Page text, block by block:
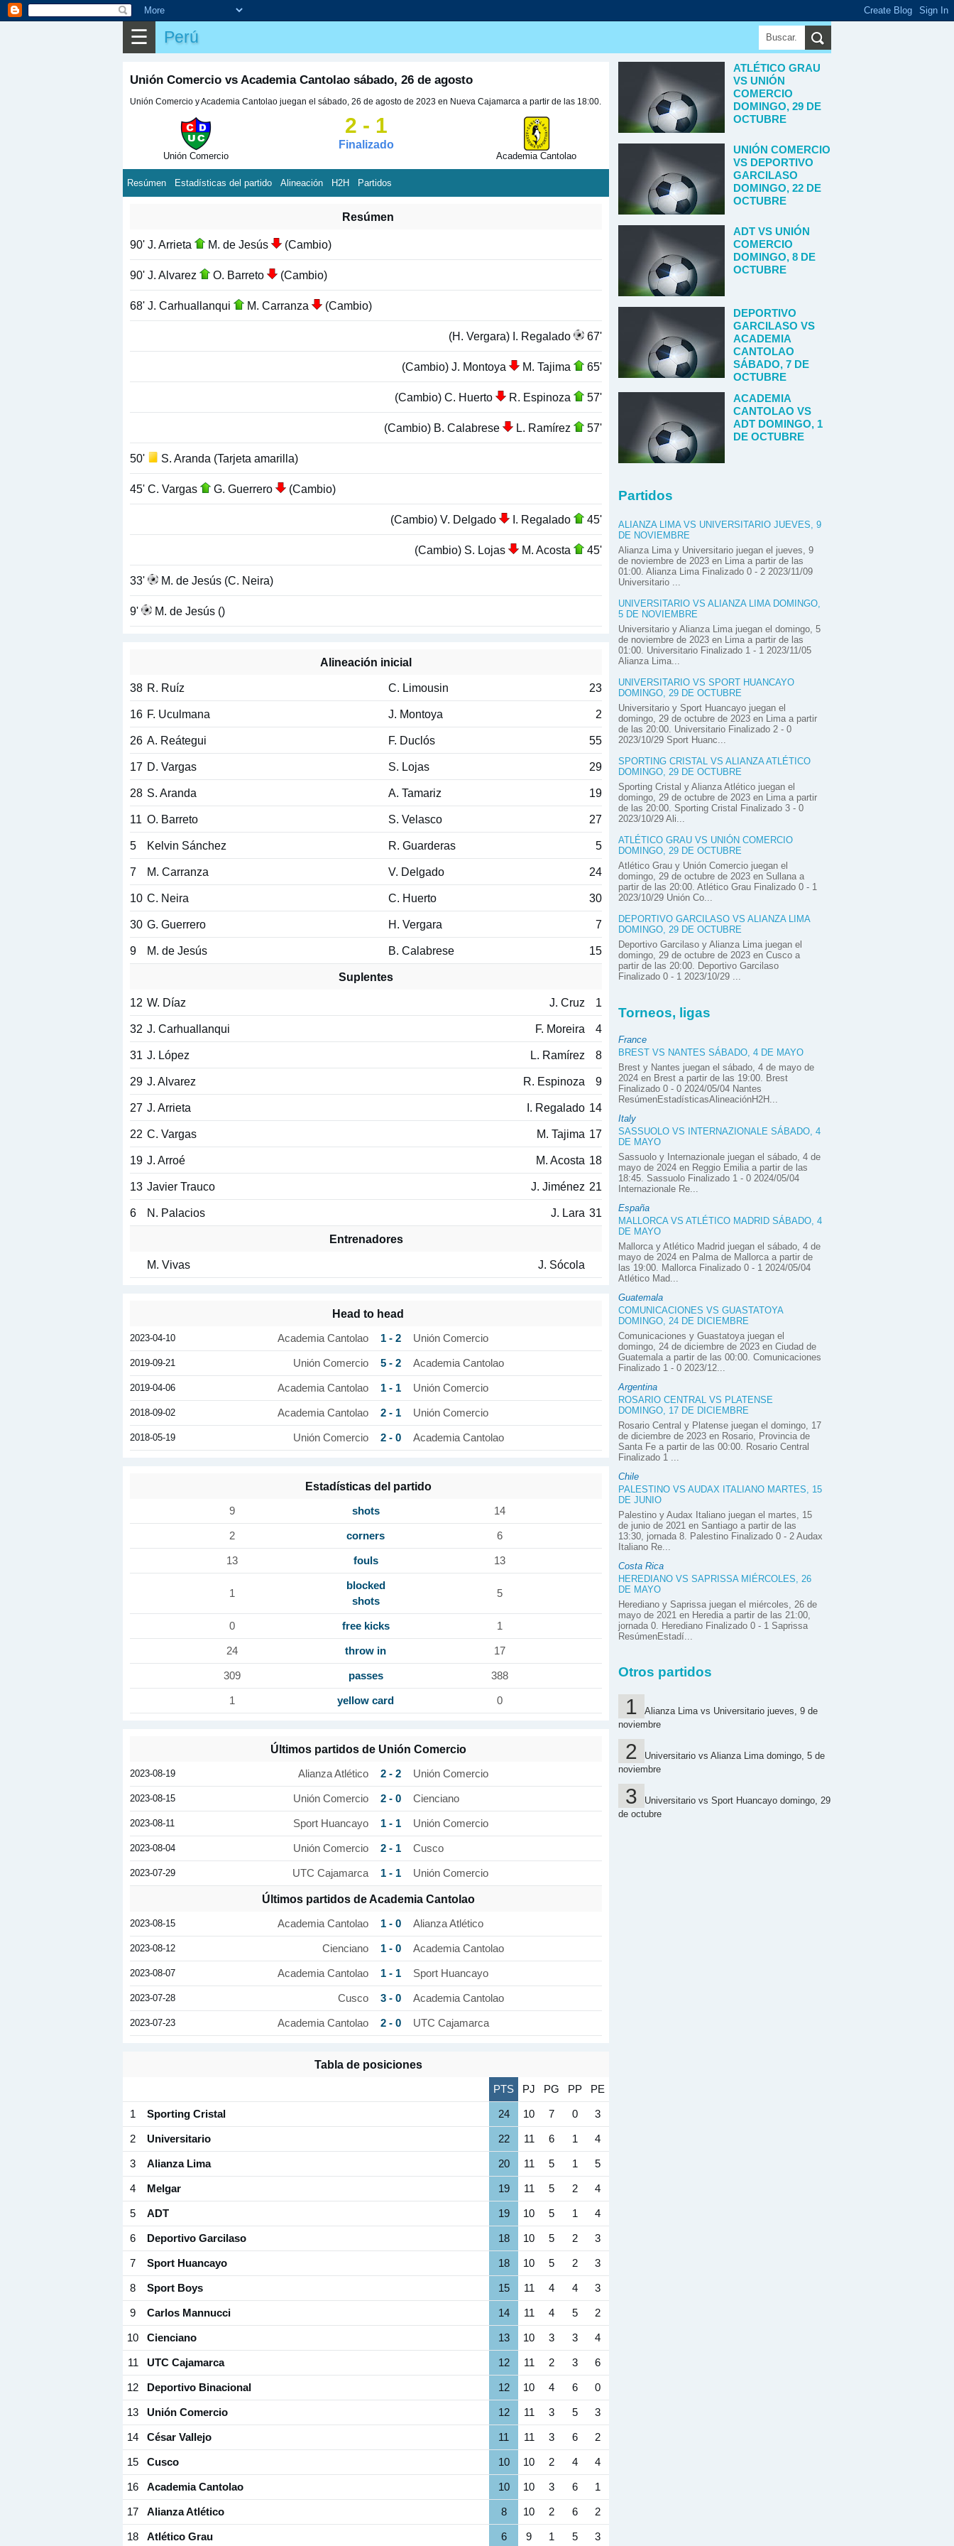
☰ Perú
Unión Comercio vs Academia Cantolao sábado, 26 de agosto
Unión Comercio y Academia Cantolao juegan el sábado, 26 de agosto de 2023 en Nueva Cajamarca a partir de las 18:00.
Unión Comercio
2 - 1
Finalizado
Academia Cantolao
Resúmen Estadísticas del partido Alineación H2H Partidos
Resúmen
90' J. Arrieta M. de Jesús (Cambio)
90' J. Alvarez O. Barreto (Cambio)
68' J. Carhuallanqui M. Carranza (Cambio)
(H. Vergara) I. Regalado 67'
(Cambio) J. Montoya M. Tajima 65'
(Cambio) C. Huerto R. Espinoza 57'
(Cambio) B. Calabrese L. Ramírez 57'
50' S. Aranda (Tarjeta amarilla)
45' C. Vargas G. Guerrero (Cambio)
(Cambio) V. Delgado I. Regalado 45'
(Cambio) S. Lojas M. Acosta 45'
33' M. de Jesús (C. Neira)
9' M. de Jesús ()
Alineación inicial
38 R. Ruíz C. Limousin 23
16 F. Uculmana J. Montoya 2
26 A. Reátegui F. Duclós 55
17 D. Vargas S. Lojas 29
28 S. Aranda A. Tamariz 19
11 O. Barreto S. Velasco 27
5 Kelvin Sánchez R. Guarderas 5
7 M. Carranza V. Delgado 24
10 C. Neira C. Huerto 30
30 G. Guerrero H. Vergara 7
9 M. de Jesús B. Calabrese 15
Suplentes
12 W. Díaz J. Cruz 1
32 J. Carhuallanqui F. Moreira 4
31 J. López L. Ramírez 8
29 J. Alvarez R. Espinoza 9
27 J. Arrieta I. Regalado 14
22 C. Vargas M. Tajima 17
19 J. Arroé M. Acosta 18
13 Javier Trauco J. Jiménez 21
6 N. Palacios J. Lara 31
Entrenadores
M. Vivas
J. Sócola
Head to head
2023-04-10 Academia Cantolao 1 - 2 Unión Comercio
2019-09-21 Unión Comercio 5 - 2 Academia Cantolao
2019-04-06 Academia Cantolao 1 - 1 Unión Comercio
2018-09-02 Academia Cantolao 2 - 1 Unión Comercio
2018-05-19 Unión Comercio 2 - 0 Academia Cantolao
Estadísticas del partido
9 shots 14
2 corners 6
13 fouls 13
1
blocked
shots
5
0 free kicks 1
24 throw in 17
309 passes 388
1 yellow card 0
Últimos partidos de Unión Comercio
2023-08-19 Alianza Atlético 2 - 2 Unión Comercio
2023-08-15 Unión Comercio 2 - 0 Cienciano
2023-08-11 Sport Huancayo 1 - 1 Unión Comercio
2023-08-04 Unión Comercio 2 - 1 Cusco
2023-07-29 UTC Cajamarca 1 - 1 Unión Comercio
Últimos partidos de Academia Cantolao
2023-08-15 Academia Cantolao 1 - 0 Alianza Atlético
2023-08-12 Cienciano 1 - 0 Academia Cantolao
2023-08-07 Academia Cantolao 1 - 1 Sport Huancayo
2023-07-28 Cusco 3 - 0 Academia Cantolao
2023-07-23 Academia Cantolao 2 - 0 UTC Cajamarca
Tabla de posiciones
PTS PJ PG PP PE
1 Sporting Cristal 24 10 7 0 3
2 Universitario 22 11 6 1 4
3 Alianza Lima 20 11 5 1 5
4 Melgar 19 11 5 2 4
5 ADT 19 10 5 1 4
6 Deportivo Garcilaso 18 10 5 2 3
7 Sport Huancayo 18 10 5 2 3
8 Sport Boys 15 11 4 4 3
9 Carlos Mannucci 14 11 4 5 2
10 Cienciano 13 10 3 3 4
11 UTC Cajamarca 12 11 2 3 6
12 Deportivo Binacional 12 10 4 6 0
13 Unión Comercio 12 11 3 5 3
14 César Vallejo 11 11 3 6 2
15 Cusco 10 10 2 4 4
16 Academia Cantolao 10 10 3 6 1
17 Alianza Atlético 8 10 2 6 2
18 Atlético Grau 6 9 1 5 3
ATLÉTICO GRAU
VS UNIÓN
COMERCIO
DOMINGO, 29 DE
OCTUBRE
UNIÓN COMERCIO
VS DEPORTIVO
GARCILASO
DOMINGO, 22 DE
OCTUBRE
ADT VS UNIÓN
COMERCIO
DOMINGO, 8 DE
OCTUBRE
DEPORTIVO
GARCILASO VS
ACADEMIA
CANTOLAO
SÁBADO, 7 DE
OCTUBRE
ACADEMIA
CANTOLAO VS
ADT DOMINGO, 1
DE OCTUBRE
Partidos
ALIANZA LIMA VS UNIVERSITARIO JUEVES, 9
DE NOVIEMBRE
Alianza Lima y Universitario juegan el jueves, 9
de noviembre de 2023 en Lima a partir de las
01:00. Alianza Lima Finalizado 0 - 2 2023/11/09
Universitario ...
UNIVERSITARIO VS ALIANZA LIMA DOMINGO,
5 DE NOVIEMBRE
Universitario y Alianza Lima juegan el domingo, 5
de noviembre de 2023 en Lima a partir de las
01:00. Universitario Finalizado 1 - 1 2023/11/05
Alianza Lima...
UNIVERSITARIO VS SPORT HUANCAYO
DOMINGO, 29 DE OCTUBRE
Universitario y Sport Huancayo juegan el
domingo, 29 de octubre de 2023 en Lima a partir
de las 20:00. Universitario Finalizado 2 - 0
2023/10/29 Sport Huanc...
SPORTING CRISTAL VS ALIANZA ATLÉTICO
DOMINGO, 29 DE OCTUBRE
Sporting Cristal y Alianza Atlético juegan el
domingo, 29 de octubre de 2023 en Lima a partir
de las 20:00. Sporting Cristal Finalizado 3 - 0
2023/10/29 Ali...
ATLÉTICO GRAU VS UNIÓN COMERCIO
DOMINGO, 29 DE OCTUBRE
Atlético Grau y Unión Comercio juegan el
domingo, 29 de octubre de 2023 en Sullana a
partir de las 20:00. Atlético Grau Finalizado 0 - 1
2023/10/29 Unión Co...
DEPORTIVO GARCILASO VS ALIANZA LIMA
DOMINGO, 29 DE OCTUBRE
Deportivo Garcilaso y Alianza Lima juegan el
domingo, 29 de octubre de 2023 en Cusco a
partir de las 20:00. Deportivo Garcilaso
Finalizado 0 - 1 2023/10/29 ...
Torneos, ligas
France
BREST VS NANTES SÁBADO, 4 DE MAYO
Brest y Nantes juegan el sábado, 4 de mayo de
2024 en Brest a partir de las 19:00. Brest
Finalizado 0 - 0 2024/05/04 Nantes
ResúmenEstadísticasAlineaciónH2H...
Italy
SASSUOLO VS INTERNAZIONALE SÁBADO, 4
DE MAYO
Sassuolo y Internazionale juegan el sábado, 4 de
mayo de 2024 en Reggio Emilia a partir de las
18:45. Sassuolo Finalizado 1 - 0 2024/05/04
Internazionale Re...
España
MALLORCA VS ATLÉTICO MADRID SÁBADO, 4
DE MAYO
Mallorca y Atlético Madrid juegan el sábado, 4 de
mayo de 2024 en Palma de Mallorca a partir de
las 19:00. Mallorca Finalizado 0 - 1 2024/05/04
Atlético Mad...
Guatemala
COMUNICACIONES VS GUASTATOYA
DOMINGO, 24 DE DICIEMBRE
Comunicaciones y Guastatoya juegan el
domingo, 24 de diciembre de 2023 en Ciudad de
Guatemala a partir de las 00:00. Comunicaciones
Finalizado 1 - 0 2023/12...
Argentina
ROSARIO CENTRAL VS PLATENSE
DOMINGO, 17 DE DICIEMBRE
Rosario Central y Platense juegan el domingo, 17
de diciembre de 2023 en Rosario, Provincia de
Santa Fe a partir de las 00:00. Rosario Central
Finalizado 1 ...
Chile
PALESTINO VS AUDAX ITALIANO MARTES, 15
DE JUNIO
Palestino y Audax Italiano juegan el martes, 15
de junio de 2021 en Santiago a partir de las
13:30, jornada 8. Palestino Finalizado 0 - 2 Audax
Italiano Re...
Costa Rica
HEREDIANO VS SAPRISSA MIÉRCOLES, 26
DE MAYO
Herediano y Saprissa juegan el miércoles, 26 de
mayo de 2021 en Heredia a partir de las 21:00,
jornada 0. Herediano Finalizado 0 - 1 Saprissa
ResúmenEstadí...
Otros partidos
Alianza Lima vs Universitario jueves, 9 de
noviembre
Universitario vs Alianza Lima domingo, 5 de
noviembre
Universitario vs Sport Huancayo domingo, 29
de octubre